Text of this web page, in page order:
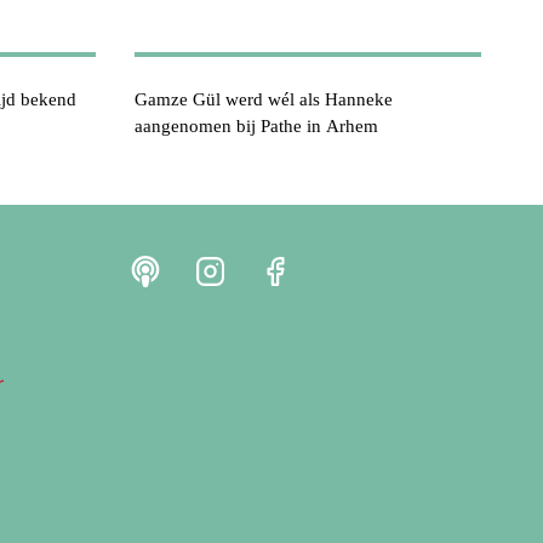
bekend
Gamze Gül werd wél als Hanneke
aangenomen bij Pathe in Arhem